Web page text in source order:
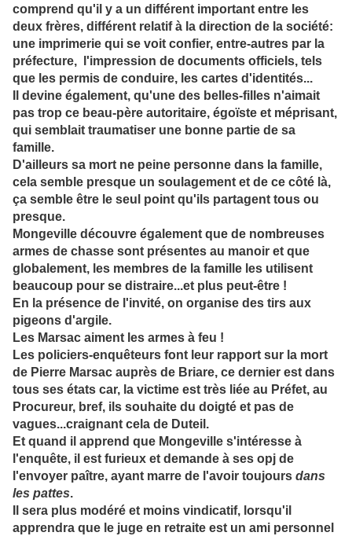
comprend qu'il y a un différent important entre les
deux frères, différent relatif à la direction de la société:
une imprimerie qui se voit confier, entre-autres par la
préfecture, l'impression de documents officiels, tels
que les permis de conduire, les cartes d'identités...
Il devine également, qu'une des belles-filles n'aimait
pas trop ce beau-père autoritaire, égoïste et méprisant,
qui semblait traumatiser une bonne partie de sa
famille.
D'ailleurs sa mort ne peine personne dans la famille,
cela semble presque un soulagement et de ce côté là,
ça semble être le seul point qu'ils partagent tous ou
presque.
Mongeville découvre également que de nombreuses
armes de chasse sont présentes au manoir et que
globalement, les membres de la famille les utilisent
beaucoup pour se distraire...et plus peut-être !
En la présence de l'invité, on organise des tirs aux
pigeons d'argile.
Les Marsac aiment les armes à feu !
Les policiers-enquêteurs font leur rapport sur la mort
de Pierre Marsac auprès de Briare, ce dernier est dans
tous ses états car, la victime est très liée au Préfet, au
Procureur, bref, ils souhaite du doigté et pas de
vagues...craignant cela de Duteil.
Et quand il apprend que Mongeville s'intéresse à
l'enquête, il est furieux et demande à ses opj de
l'envoyer paître, ayant marre de l'avoir toujours dans
les pattes.
Il sera plus modéré et moins vindicatif, lorsqu'il
apprendra que le juge en retraite est un ami personnel